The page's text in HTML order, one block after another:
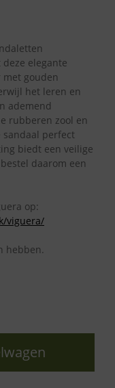
elegante
met gouden
het leren en
ademend
rubberen zool en
sandaal perfect
biedt een veilige
daarom een
op:
viguera/
hebben.